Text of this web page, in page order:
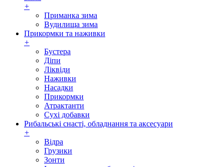
+
Приманка зима
Вудилища зима
Прикормки та наживки
+
Бустера
Діпи
Ліквіди
Наживки
Насадки
Прикормки
Атрактанти
Сухі добавки
Рибальські снасті, обладнання та аксесуари
+
Відра
Грузики
Зонти